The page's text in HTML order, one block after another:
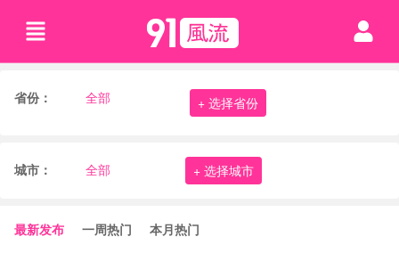
省份： 全部 + 选择省份
城市： 全部 + 选择城市
最新发布 一周热门 本月热门